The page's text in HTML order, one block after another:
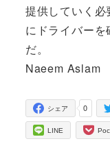
提供していく
にドライバー
だ。
Naeem Aslam
0
シェア
LINE